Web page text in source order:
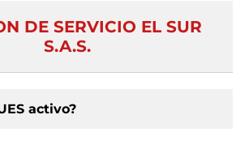
DE SERVICIO EL SUR
S.A.S.
activo?